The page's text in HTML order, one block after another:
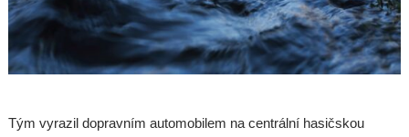
Tým vyrazil dopravním automobilem na centrální hasičskou